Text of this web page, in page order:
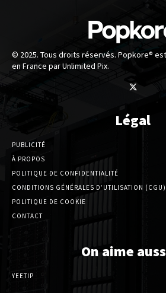
© 2025. Tous droits réservés. Popkore®
en France par Unlimited Pix.
Légal
PUBLICITÉ
À PROPOS
POLITIQUE DE CONFIDENTIALITÉ
CONDITIONS GÉNÉRALES D’UTILISATION (CGU)
POLITIQUE DE COOKIE
CONTACT
On aime
YEETIP